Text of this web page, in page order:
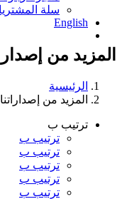
سلة
English
المزيد من
الرئيسية
المزيد من إصداراتنا
ترتيب ب
ترتيب ب
ترتيب ب
ترتيب ب
ترتيب ب
ترتيب ب